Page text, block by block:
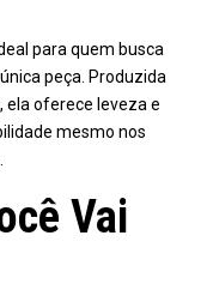
para quem busca
peça. Produzida
, ela oferece leveza e
mesmo nos
Vai